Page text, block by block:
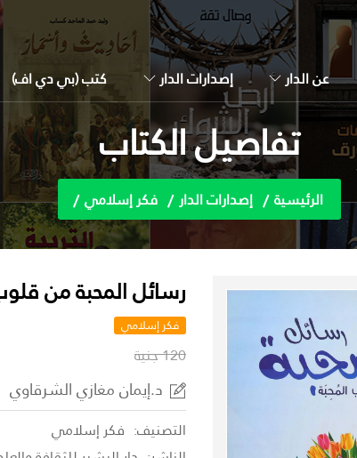
عن الدار إصدارات الدار كتب (بي دي اف)
تفاصيل الكتاب
الرئيسية إصدارات الدار فكر إسلامي
رسائل المحبة من
فكر إسلامي
120 جنية
د.إيمان مغازي الشرقاوي
التصنيف: فكر إسلامي